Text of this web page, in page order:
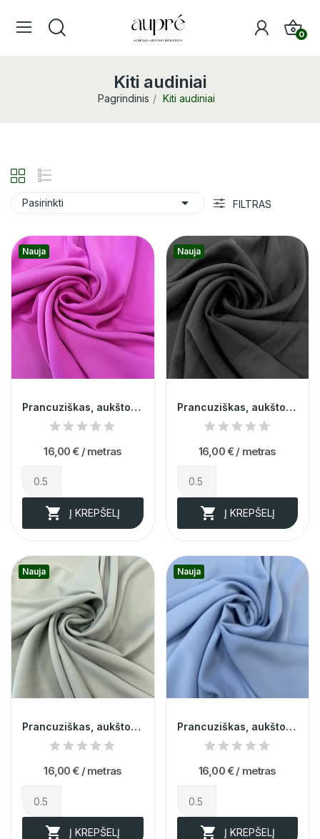
0
Kiti audiniai
Pagrindinis Kiti audiniai
Pasirinkti  FILTRAS
Nauja
Prancuziškas, aukštos kokybės, fukcijos...
16,00 € / metras
 Į KREPŠELĮ
Nauja
Prancuziškas, aukštos kokybės, juodas dvipusis...
16,00 € / metras
 Į KREPŠELĮ
Nauja
Prancuziškas, aukštos kokybės, žirnio spalvos...
16,00 € / metras
 Į KREPŠELĮ
Nauja
Prancuziškas, aukštos kokybės, žydras dvipusis...
16,00 € / metras
 Į KREPŠELĮ